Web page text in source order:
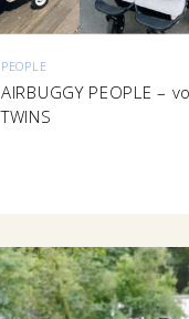
PEOPLE
AIRBUGGY PEOPLE –
TWINS